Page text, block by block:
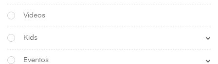
Videos
Kids
Eventos